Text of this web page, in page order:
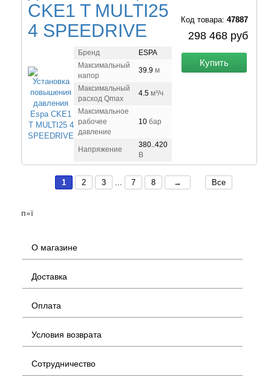
CKE1 T MULTI25
4 SPEEDRIVE
Код товара: 47887
298 468 руб
Купить
Бренд
ESPA
Максимальный
напор
39.9 м
Максимальный
расход Qmax
4.5 м³/ч
Максимальное
рабочее
давление
10 бар
Напряжение
380..420
В
1 2 3 7 8 → Все
п»ї
О магазине
Доставка
Оплата
Условия возврата
Сотрудничество